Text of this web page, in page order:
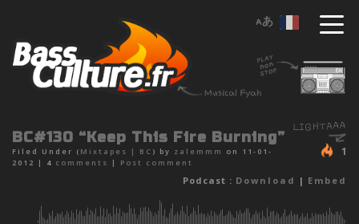
BC#130 “Keep This Fire Burning”
Filed Under ( Mixtapes | BC ) by zalemmm
on 11-01-
2012 | 4 comments | Post comment
1
Podcast : Download | Embed